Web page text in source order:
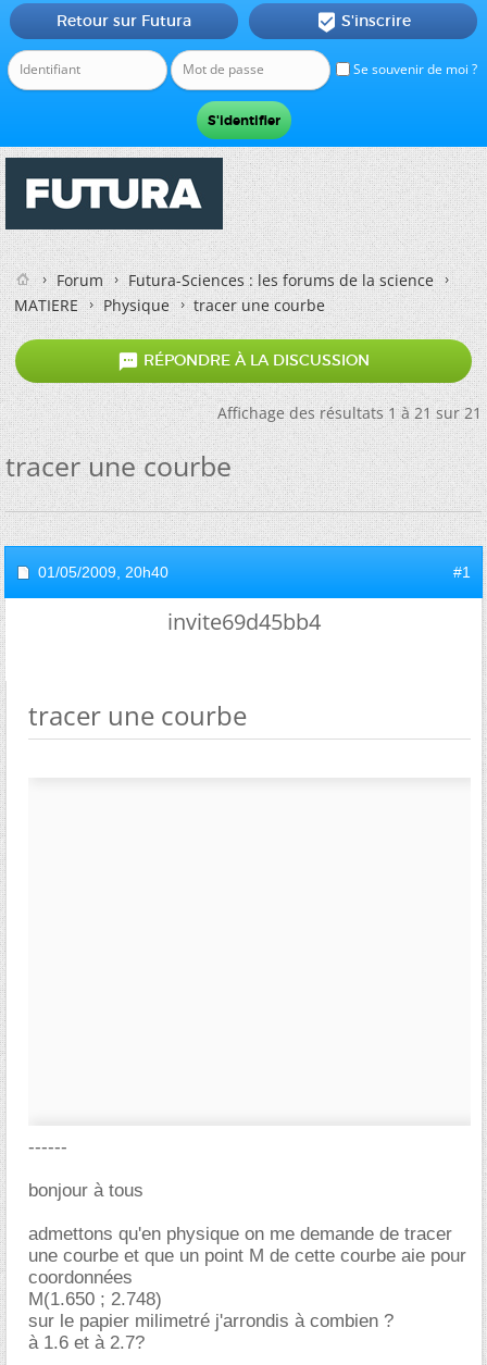
Se souvenir de moi ?
Retour sur Futura  S'inscrire
Forum
Futura-Sciences : les forums de la science
MATIERE
Physique tracer une courbe
 RÉPONDRE À LA DISCUSSION
Affichage des résultats 1 à 21 sur 21
tracer une courbe
01/05/2009, 20h40 #1
invite69d45bb4
tracer une courbe
------
bonjour à tous
admettons qu'en physique on me demande de tracer
une courbe et que un point M de cette courbe aie pour
coordonnées
M(1.650 ; 2.748)
sur le papier milimetré j'arrondis à combien ?
à 1.6 et à 2.7?